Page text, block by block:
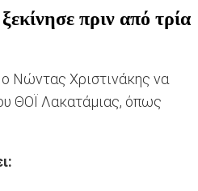
πριν από τρία
ο Νώντας Χριστινάκης να
ΘΟΪ Λακατάμιας, όπως